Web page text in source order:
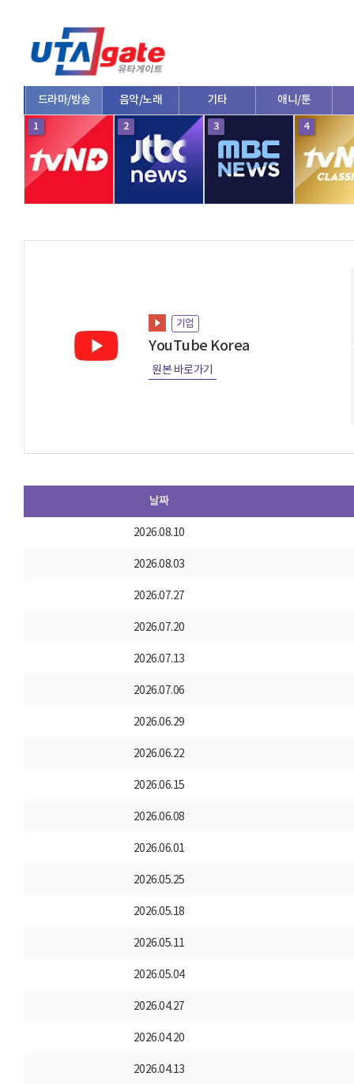
드라마/방송 음악/노래 기타 애니/툰
1 2 3 4
기업
YouTube Korea
원본 바로가기
날짜
2026.08.10
2026.08.03
2026.07.27
2026.07.20
2026.07.13
2026.07.06
2026.06.29
2026.06.22
2026.06.15
2026.06.08
2026.06.01
2026.05.25
2026.05.18
2026.05.11
2026.05.04
2026.04.27
2026.04.20
2026.04.13